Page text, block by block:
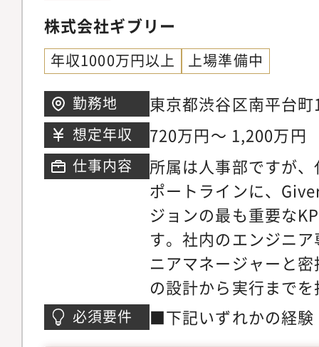
シスタント2名の体制
株式会社ギブリー
年収1000万円以上 上場準備中
勤務地
東京都渋谷区南平台
経営層と連携しなが
め、基本的に出社で
庭都合やご自身の生
ワークなど柔軟に対
想定年収 720万円～ 1,200万円
仕事内容
所属は人事部ですが
ポートラインに、
ジョンの最も重要な
す。社内のエンジニ
ニアマネージャーと
の設計から実行まで
また、経営統括執行
必須要件
■下記いずれかの経験